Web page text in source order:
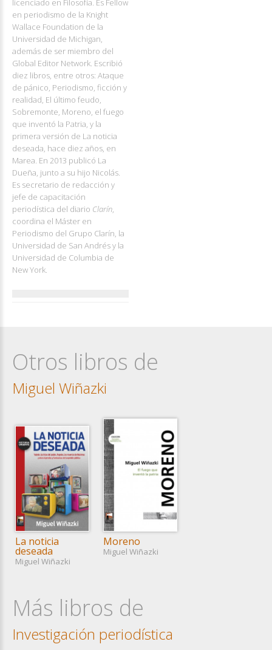
licenciado en Filosofía. Es Fellow
en periodismo de la Knight
Wallace Foundation de la
Universidad de Michigan,
además de ser miembro del
Global Editor Network. Escribió
diez libros, entre otros: Ataque
de pánico, Periodismo, ficción y
realidad, El último feudo,
Sobremonte, Moreno, el fuego
que inventó la Patria, y la
primera versión de La noticia
deseada, hace diez años, en
Marea. En 2013 publicó La
Dueña, junto a su hijo Nicolás.
Es secretario de redacción y
jefe de capacitación
periodística del diario Clarín,
coordina el Máster en
Periodismo del Grupo Clarín, la
Universidad de San Andrés y la
Universidad de Columbia de
New York.
Otros libros de
Miguel Wiñazki
La noticia
deseada
Miguel Wiñazki
Moreno
Miguel Wiñazki
Más libros de
Investigación periodística